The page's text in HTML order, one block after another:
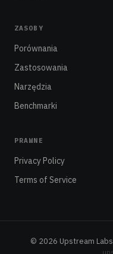
ZASOBY
Porównania
Zastosowania
Narzędzia
Benchmarki
PRAWNE
Privacy Policy
Terms of Service
© 2026 Upstream